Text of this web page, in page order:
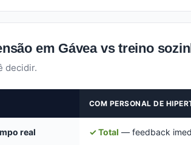
em Gávea vs treino
decidir.
COM PERSONAL DE
real ✓ Total — feedback